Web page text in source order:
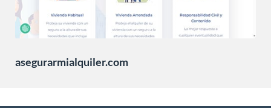
asegurarmialquiler.com